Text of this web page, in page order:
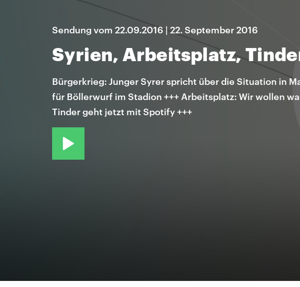
Sendung vom 22.09.2016 | 22. September 2016
Syrien, Arbeitsplatz,
Bürgerkrieg: Junger Syrer spricht über die Situation in
für Böllerwurf im Stadion +++ Arbeitsplatz: Wir wollen
Tinder geht jetzt mit Spotify +++